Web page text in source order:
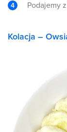
Podajemy
Kolacja –